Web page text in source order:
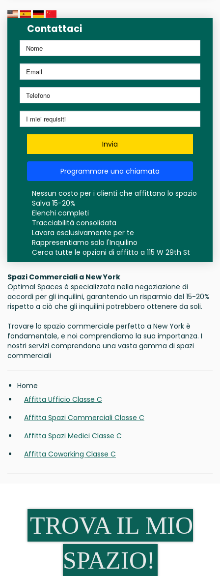
Contattaci
Invia
Programmare una chiamata
Nessun costo per i clienti che affittano lo spazio
Salva 15-20%
Elenchi completi
Tracciabilità consolidata
Lavora esclusivamente per te
Rappresentiamo solo l'Inquilino
Cerca tutte le opzioni di affitto a 115 W 29th St
Spazi Commerciali a New York
Optimal Spaces è specializzata nella negoziazione di
accordi per gli inquilini, garantendo un risparmio del 15-20%
rispetto a ciò che gli inquilini potrebbero ottenere da soli.
Trovare lo spazio commerciale perfetto a New York è
fondamentale, e noi comprendiamo la sua importanza. I
nostri servizi comprendono una vasta gamma di spazi
commerciali
Home
Affitta Ufficio Classe C
Affitta Spazi Commerciali Classe C
Affitta Spazi Medici Classe C
Affitta Coworking Classe C
TROVA IL MIO
SPAZIO!